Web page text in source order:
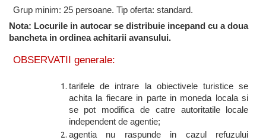
Grup minim: 25 persoane. Tip oferta:standard.
Nota: Locurile in autocar se distribuie incepand cu a doua
bancheta in ordinea achitarii avansului.
OBSERVATII generale:
tarifele de intrare la obiectivele turistice se
achita la fiecare in parte in moneda locala si
se pot modifica de catre autoritatile locale
independent de agentie;
agentia nu raspunde in cazul refuzului